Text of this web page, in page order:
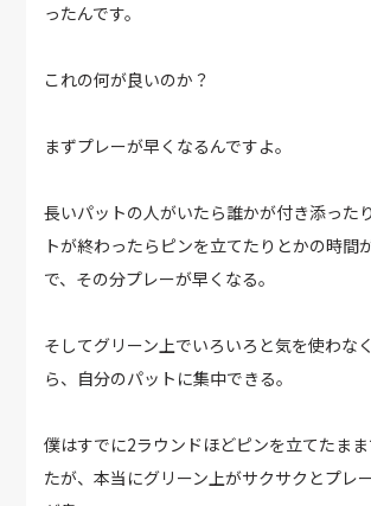
ったんです。
これの何が良いのか？
まずプレーが早くなるんですよ。
長いパットの人がいたら誰かが付き添った
トが終わったらピンを立てたりとかの時間
で、その分プレーが早くなる。
そしてグリーン上でいろいろと気を使わな
ら、自分のパットに集中できる。
僕はすでに2ラウンドほどピンを立てたま
たが、本当にグリーン上がサクサクとプレ